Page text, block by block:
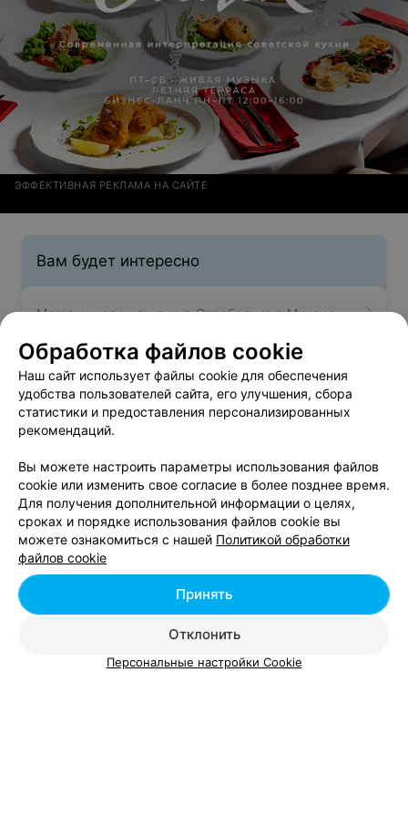
ЭФФЕКТИВНАЯ РЕКЛАМА НА САЙТЕ
Вам будет интересно
Магазины одежды в м-р Серебрянка в Минске
Магазины одежды в м-р Степянка в Минске
Магазины одежды в м-р Сухарево в Минске
Добавить компанию
Добавить специалиста
Обработка файлов cookie
Наш сайт использует файлы cookie для обеспечения
удобства пользователей сайта, его улучшения, сбора
статистики и предоставления персонализированных
рекомендаций.
Вы можете настроить параметры использования файлов
cookie или изменить свое согласие в более позднее время.
Для получения дополнительной информации о целях,
сроках и порядке использования файлов cookie вы
можете ознакомиться с нашей Политикой обработки
файлов cookie
Отклонить
Принять
Персональные настройки Cookie